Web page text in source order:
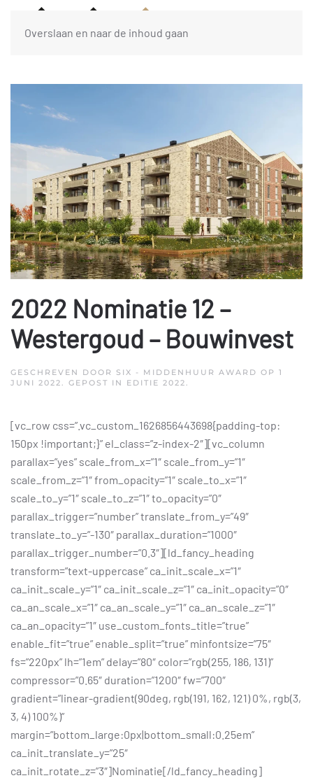
Overslaan en naar de inhoud gaan
2022 Nominatie 12 –
Westergoud – Bouwinvest
GESCHREVEN DOOR SIX - MIDDENHUUR AWARD OP 1
JUNI 2022
. GEPOST IN EDITIE 2022
[vc_row css=”.vc_custom_1626856443698{padding-top:
150px !important;}” el_class=”z-index-2″][vc_column
parallax=”yes” scale_from_x=”1″ scale_from_y=”1″
scale_from_z=”1″ from_opacity=”1″ scale_to_x=”1″
scale_to_y=”1″ scale_to_z=”1″ to_opacity=”0″
parallax_trigger=”number” translate_from_y=”49″
translate_to_y=”-130″ parallax_duration=”1000″
parallax_trigger_number=”0.3″][ld_fancy_heading
transform=”text-uppercase” ca_init_scale_x=”1″
ca_init_scale_y=”1″ ca_init_scale_z=”1″ ca_init_opacity=”0″
ca_an_scale_x=”1″ ca_an_scale_y=”1″ ca_an_scale_z=”1″
ca_an_opacity=”1″ use_custom_fonts_title=”true”
enable_fit=”true” enable_split=”true” minfontsize=”75″
fs=”220px” lh=”1em” delay=”80″ color=”rgb(255, 186, 131)”
compressor=”0.65″ duration=”1200″ fw=”700″
gradient=”linear-gradient(90deg, rgb(191, 162, 121) 0%, rgb(3,
3, 4) 100%)”
margin=”bottom_large:0px|bottom_small:0.25em”
ca_init_translate_y=”25″
ca_init_rotate_z=”3″]Nominatie[/ld_fancy_heading]